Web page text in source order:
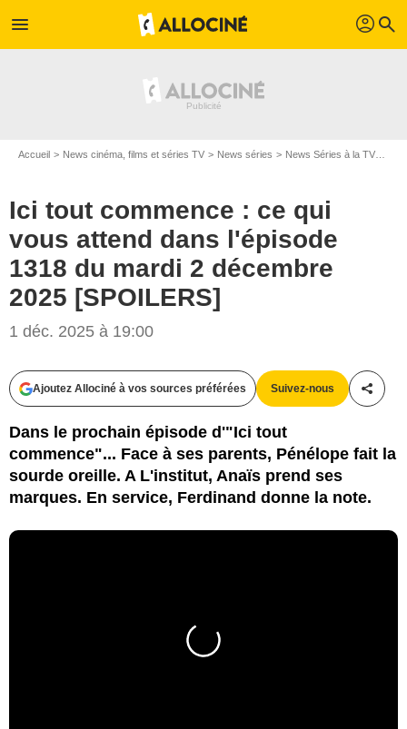
menu profil search
Accueil News cinéma, films et séries TV News séries News Séries à la TV
Ici tout commence : ce qui
vous attend dans l'épisode
1318 du mardi 2 décembre
2025 [SPOILERS]
1 déc. 2025 à 19:00
Ajoutez Allociné à vos sources préférées Suivez-nous
Dans le prochain épisode d'"Ici tout
commence"... Face à ses parents, Pénélope fait la
sourde oreille. A L'institut, Anaïs prend ses
marques. En service, Ferdinand donne la note.